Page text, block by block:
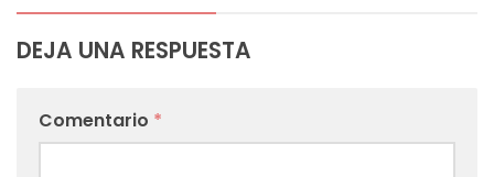
DEJA UNA RESPUESTA
Comentario *